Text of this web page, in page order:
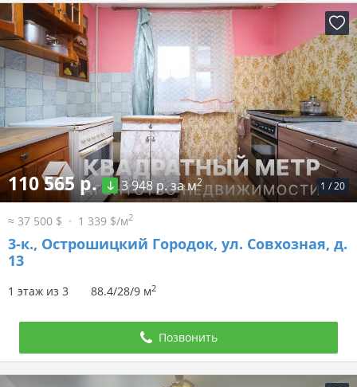
1 /20
110 565 р. 3 948 р. за м2
≈ 37 500 $ 1 339 $/м2
3-к., Острошицкий Городок, ул. Совхозная, д.
13
1 этаж из 3 88.4/28/9 м2
Позвонить